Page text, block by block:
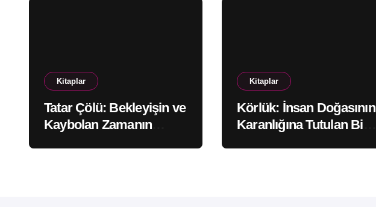
Kitaplar
Tatar Çölü: Bekleyişin ve
Kaybolan Zamanın
Kitaplar
Körlük: İnsan Doğasının
Karanlığına Tutulan Bir